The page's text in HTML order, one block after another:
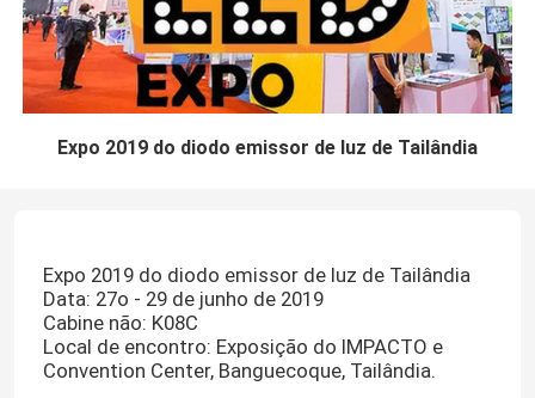
Expo 2019 do diodo emissor de luz de Tailândia
Expo 2019 do diodo emissor de luz de Tailândia
Data: 27o - 29 de junho de 2019
Cabine não: K08C
Local de encontro: Exposição do IMPACTO e
Convention Center, Banguecoque, Tailândia.